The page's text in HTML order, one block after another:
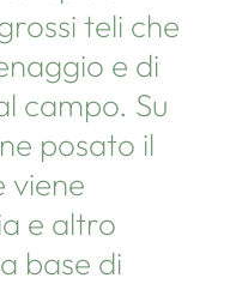
teli che
e di
campo. Su
posato il
viene
e altro
base di